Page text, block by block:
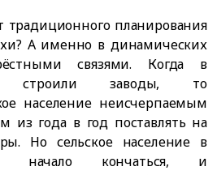
традиционного планирования
А именно в динамических
связями. Когда в
строили заводы, то
население неисчерпаемым
из года в год поставлять на
Но сельское население в
начало кончаться, и